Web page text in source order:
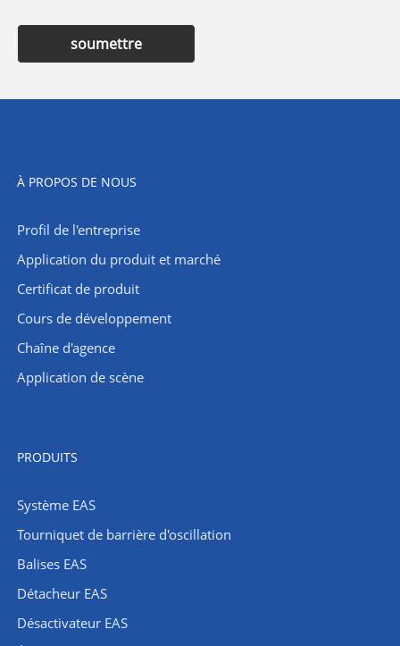
soumettre
À PROPOS DE NOUS
Profil de l'entreprise
Application du produit et marché
Certificat de produit
Cours de développement
Chaîne d'agence
Application de scène
PRODUITS
Système EAS
Tourniquet de barrière d'oscillation
Balises EAS
Détacheur EAS
Désactivateur EAS